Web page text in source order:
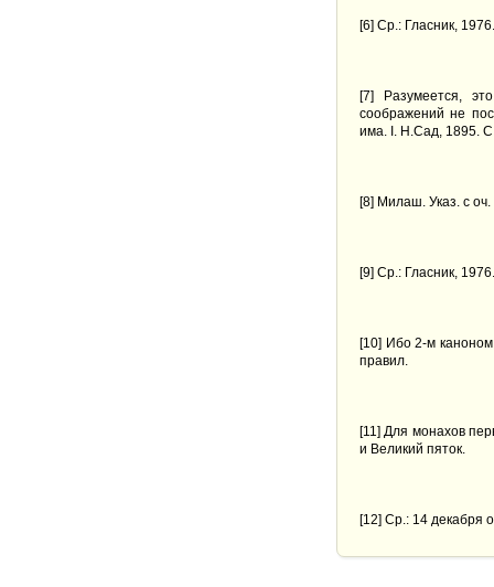
[6] Ср.: Гласник,
[7] Разумеется,
соображений не
има. І. Н.Сад, 1895.
[8] Милаш. Указ. с оч.
[9] Ср.: Гласник,
[10] Ибо 2-м каноном
правил.
[11] Для монахов
и Великий пяток.
[12] Ср.: 14 декабря